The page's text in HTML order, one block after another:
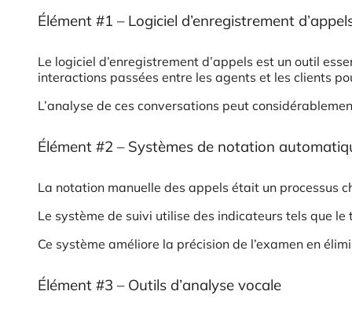
Élément #1 – Logiciel d’enregistrement
Le logiciel d’enregistrement d’appels est un outil
interactions passées entre les agents et les clients
L’analyse de ces conversations peut
Élément #2 – Systèmes de notation
La notation manuelle des appels était un processus
Le système de suivi utilise des indicateurs tels que
Ce système améliore la précision de l’examen en
Élément #3 – Outils d’analyse vocale